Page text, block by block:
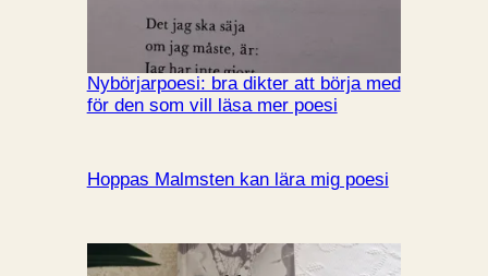
Nybörjarpoesi: bra dikter att börja med
för den som vill läsa mer poesi
Hoppas Malmsten kan lära mig poesi